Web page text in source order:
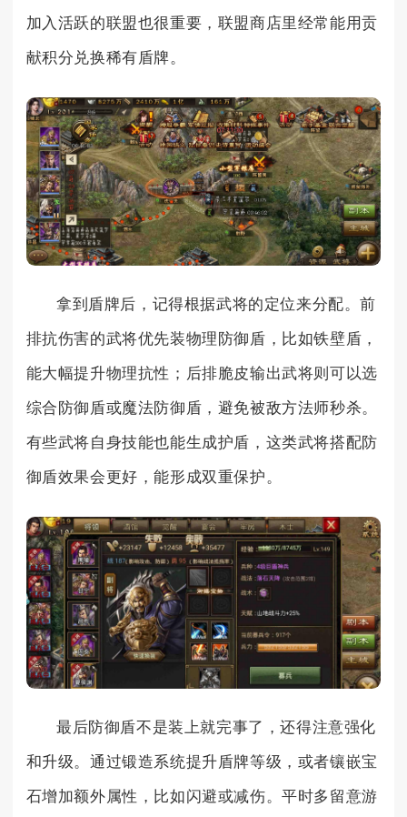
加入活跃的联盟也很重要，联盟商店里经常能用贡
献积分兑换稀有盾牌。
拿到盾牌后，记得根据武将的定位来分配。前
排抗伤害的武将优先装物理防御盾，比如铁壁盾，
能大幅提升物理抗性；后排脆皮输出武将则可以选
综合防御盾或魔法防御盾，避免被敌方法师秒杀。
有些武将自身技能也能生成护盾，这类武将搭配防
御盾效果会更好，能形成双重保护。
最后防御盾不是装上就完事了，还得注意强化
和升级。通过锻造系统提升盾牌等级，或者镶嵌宝
石增加额外属性，比如闪避或减伤。平时多留意游